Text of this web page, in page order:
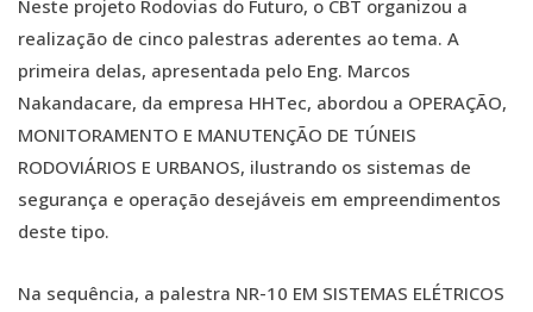
Neste projeto Rodovias do Futuro, o CBT organizou a
realização de cinco palestras aderentes ao tema. A
primeira delas, apresentada pelo Eng. Marcos
Nakandacare, da empresa HHTec, abordou a OPERAÇÃO,
MONITORAMENTO E MANUTENÇÃO DE TÚNEIS
RODOVIÁRIOS E URBANOS, ilustrando os sistemas de
segurança e operação desejáveis em empreendimentos
deste tipo.
Na sequência, a palestra NR-10 EM SISTEMAS ELÉTRICOS